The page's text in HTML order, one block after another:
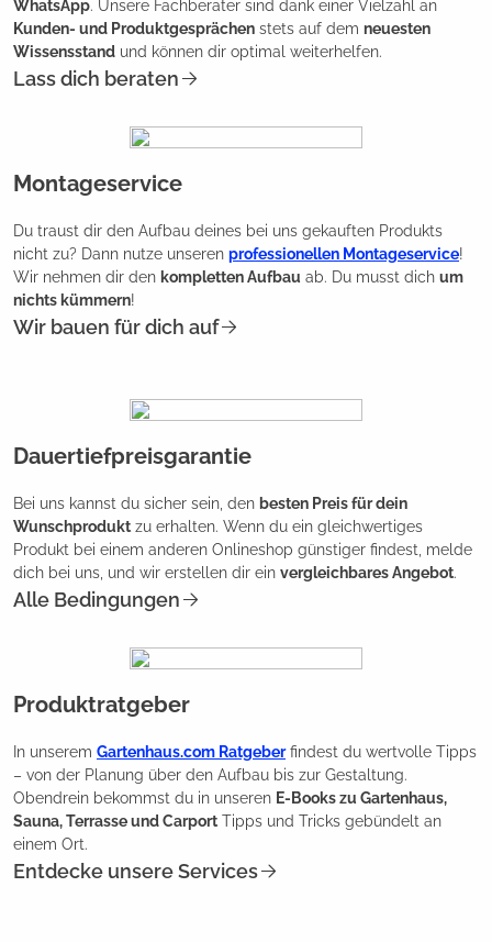
WhatsApp. Unsere Fachberater sind dank einer Vielzahl an
Kunden- und Produktgesprächen stets auf dem neuesten
Wissensstand und können dir optimal weiterhelfen.
Lass dich beraten
Montageservice
Du traust dir den Aufbau deines bei uns gekauften Produkts
nicht zu? Dann nutze unseren professionellen Montageservice!
Wir nehmen dir den kompletten Aufbau ab. Du musst dich um
nichts kümmern!
Wir bauen für dich auf
Dauertiefpreisgarantie
Bei uns kannst du sicher sein, den besten Preis für dein
Wunschprodukt zu erhalten. Wenn du ein gleichwertiges
Produkt bei einem anderen Onlineshop günstiger findest, melde
dich bei uns, und wir erstellen dir ein vergleichbares Angebot.
Alle Bedingungen
Produktratgeber
In unserem Gartenhaus.com Ratgeberfindest du wertvolle Tipps
– von der Planung über den Aufbau bis zur Gestaltung.
Obendrein bekommst du in unseren E-Books zu Gartenhaus,
Sauna, Terrasse und Carport Tipps und Tricks gebündelt an
einem Ort.
Entdecke unsere Services